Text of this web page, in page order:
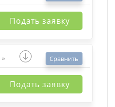
Подать заявку
Сравнить
Подать заявку